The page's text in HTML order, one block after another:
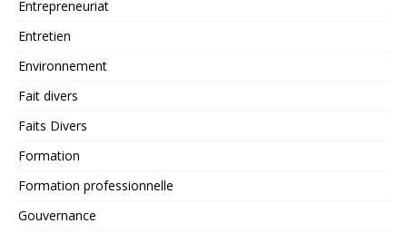
Entrepreneuriat
Entretien
Environnement
Fait divers
Faits Divers
Formation
Formation professionnelle
Gouvernance